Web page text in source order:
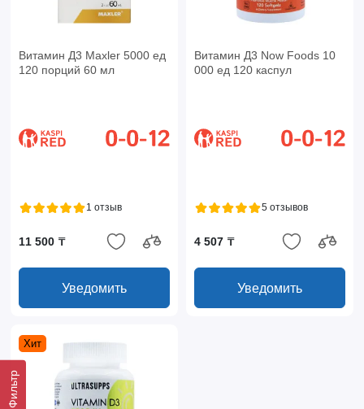
Фильтр
Витамин Д3 Maxler 5000 ед
120 порций 60 мл
1 отзыв
11 500 ₸
Уведомить
Витамин Д3 Now Foods 10
000 ед 120 каспул
5 отзывов
4 507 ₸
Уведомить
Хит